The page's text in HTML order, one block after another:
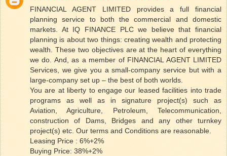
FINANCIAL AGENT LIMITED provides a full financial
planning service to both the commercial and domestic
markets. At IQ FINANCE PLC we believe that financial
planning is about two things: creating wealth and protecting
wealth. These two objectives are at the heart of everything
we do. And, as a member of FINANCIAL AGENT LIMITED
Services, we give you a small-company service but with a
large-company set up – the best of both worlds.
You are at liberty to engage our leased facilities into trade
programs as well as in signature project(s) such as
Aviation, Agriculture, Petroleum, Telecommunication,
construction of Dams, Bridges and any other turnkey
project(s) etc. Our terms and Conditions are reasonable.
Leasing Price : 6%+2%
Buying Price: 38%+2%